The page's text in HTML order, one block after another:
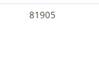
81905